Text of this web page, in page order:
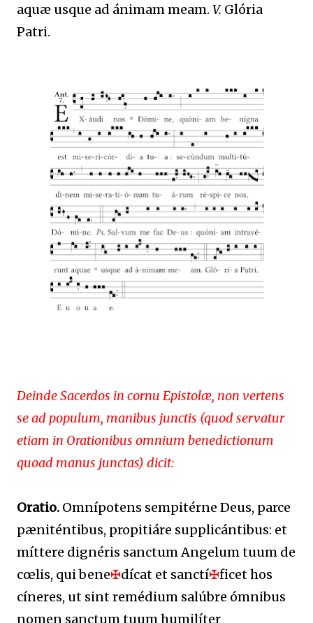
aquæ usque ad ánimam meam. V. Glória
Patri.
Deinde Sacerdos in cornu Epistolæ, non vertens
se ad populum, manibus junctis (quod servatur
etiam in Orationibus omnium benedictionum
quoad manus junctas) dicit:
Oratio. Omnípotens sempitérne Deus, parce
pæniténtibus, propitiáre supplicántibus: et
míttere dignéris sanctum Angelum tuum de
cœlis, qui bene✠dícat et sanctí✠ficet hos
cíneres, ut sint remédium salúbre ómnibus
nomen sanctum tuum humilíter